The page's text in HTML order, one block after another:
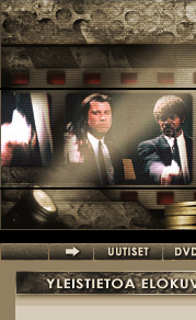
Hyppää pääsisältöön